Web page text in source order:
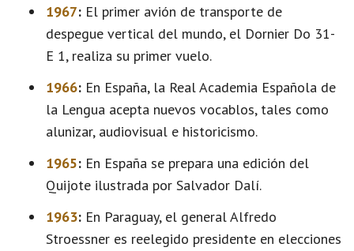
1967: El primer avión de transporte de
despegue vertical del mundo, el Dornier Do 31-
E 1, realiza su primer vuelo.
1966: En España, la Real Academia Española de
la Lengua acepta nuevos vocablos, tales como
alunizar, audiovisual e historicismo.
1965: En España se prepara una edición del
Quijote ilustrada por Salvador Dalí.
1963: En Paraguay, el general Alfredo
Stroessner es reelegido presidente en elecciones